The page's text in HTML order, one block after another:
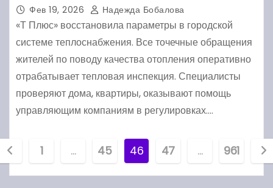
Фев 19, 2026 Надежда Бобалова
«Т Плюс» восстановила параметры в городской
системе теплоснабжения. Все точечные обращения
жителей по поводу качества отопления оперативно
отрабатывает тепловая инспекция. Специалисты
проверяют дома, квартиры, оказывают помощь
управляющим компаниям в регулировках.…
1 … 45 46 47 … 961